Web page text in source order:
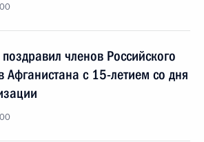
членов Российского
Афганистана с 15-летием со дня